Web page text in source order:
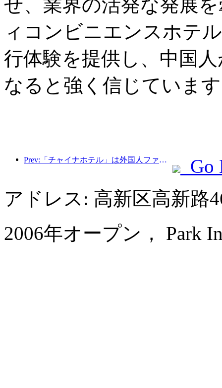
せ、業界の活発な発展
ィコンビニエンスホテ
行体験を提供し、中国
なると強く信じていま
Prev:「チャイナホテル」は外国人ファンを魅了し、錦江ホテルは外国人ゲストからの賞賛を受けることが多い
Go
アドレス: 高新区高新路
2006年オープン， Park